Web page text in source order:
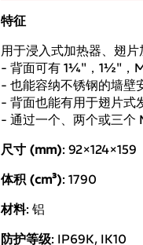
特征
用于浸入式加热器、翅
- 背面可有 1¼"，1½"，
- 也能容纳不锈钢的墙壁
- 背面也能有用于翅片式
- 通过一个、两个或三个
尺寸 (mm): 92×124×159
体积 (cm³): 1790
材料: 铝
防护等级: IP69K, IK10